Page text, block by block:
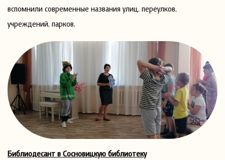
вспомнили современные названия улиц, переулков,
учреждений, парков.
Библиодесант в Сосновицкую библиотеку